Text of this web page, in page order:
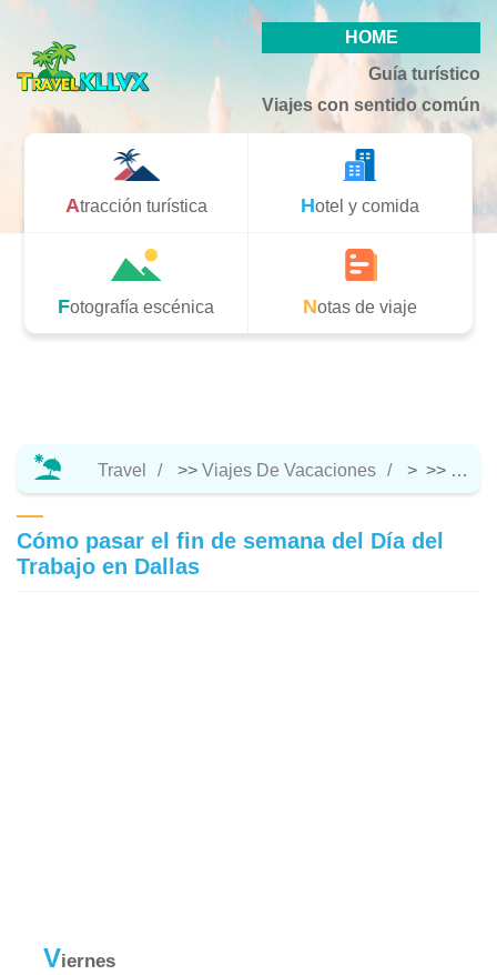
HOME
Guía turístico
Viajes con sentido común
Atracción turística Hotel y comida
Fotografía escénica Notas de viaje
Travel >> Viajes De Vacaciones > >>
Cómo pasar el fin de semana del Día del
Trabajo en Dallas
viernes